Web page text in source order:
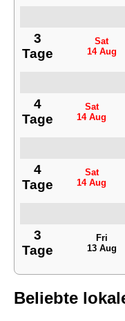
3
Tage
Sat
14 Aug
4
Tage
Sat
14 Aug
4
Tage
Sat
14 Aug
3
Tage
Fri
13 Aug
Beliebte